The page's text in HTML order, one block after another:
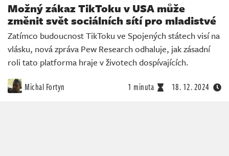
Možný zákaz TikToku v USA může
změnit svět sociálních sítí pro mladistvé
Zatímco budoucnost TikToku ve Spojených státech visí na
vlásku, nová zpráva Pew Research odhaluje, jak zásadní
roli tato platforma hraje v životech dospívajících.
Michal Fortyn 1 minuta 18. 12. 2024